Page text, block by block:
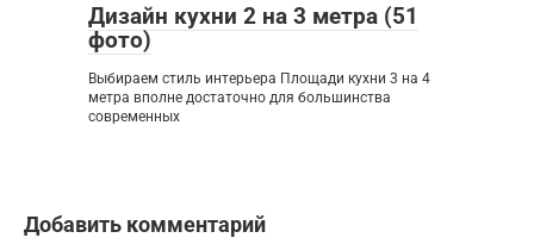
Дизайн кухни 2 на 3 метра (51
фото)
Выбираем стиль интерьера Площади кухни 3 на 4
метра вполне достаточно для большинства
современных
Добавить комментарий